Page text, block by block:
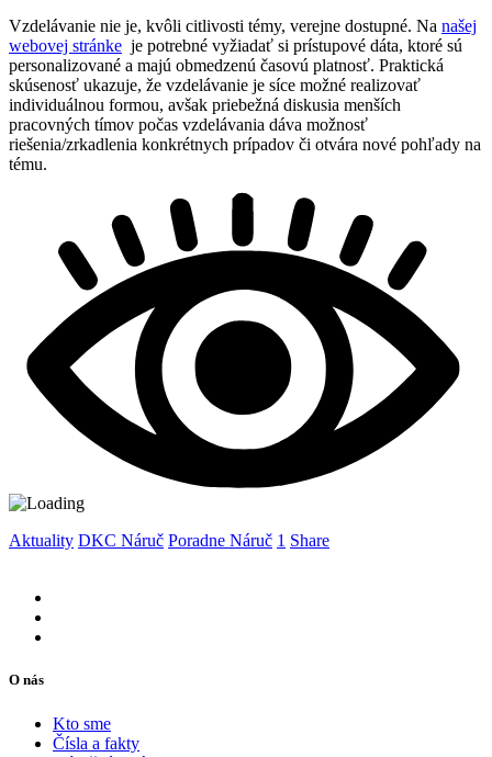
Vzdelávanie nie je, kvôli citlivosti témy, verejne dostupné. Na našej
webovej stránke je potrebné vyžiadať si prístupové dáta, ktoré sú
personalizované a majú obmedzenú časovú platnosť. Praktická
skúsenosť ukazuje, že vzdelávanie je síce možné realizovať
individuálnou formou, avšak priebežná diskusia menších
pracovných tímov počas vzdelávania dáva možnosť
riešenia/zrkadlenia konkrétnych prípadov či otvára nové pohľady na
tému.
Aktuality DKC Náruč Poradne Náruč 1 Share
O nás
Kto sme
Čísla a fakty